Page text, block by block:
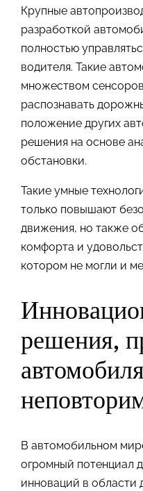
Крупные
разработкой
полностью
водителя. Такие
множеством
распознавать
положение других
решения на основе
обстановки.
Такие умные
только повышают
движения, но также
комфорта и
котором не могли и
решения,
В автомобильном
огромный потенциал
инноваций в области